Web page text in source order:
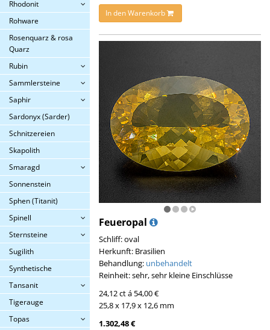
Rhodonit
Rohware
Rosenquarz & rosa
Quarz
Rubin
Sammlersteine
Saphir
Sardonyx (Sarder)
Schnitzereien
Skapolith
Smaragd
Sonnenstein
Sphen (Titanit)
Spinell
Sternsteine
Sugilith
Synthetische
Tansanit
Tigerauge
Topas
In den Warenkorb
Feueropal
Schliff: oval
Herkunft: Brasilien
Behandlung: unbehandelt
Reinheit: sehr, sehr kleine Einschlüsse
24,12 ct á 54,00 €
25,8 x 17,9 x 12,6 mm
1.302,48 €